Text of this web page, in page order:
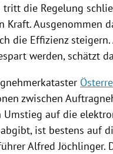
tritt die Regelung
Kraft. Ausgenommen
die Effizienzsteigern.
werden, schätzt
zwischen
auf die
ist bestens auf
Alfred Jöchlinger.